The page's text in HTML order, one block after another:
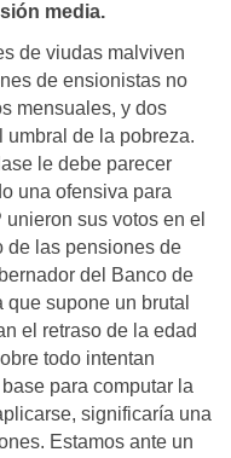
media.
de viudas malviven
de ensionistas no
mensuales, y dos
de la pobreza.
le debe parecer
una ofensiva para
sus votos en el
de las pensiones de
del Banco de
supone un brutal
el retraso de la edad
todo intentan
para computar la
significaría una
Estamos ante un